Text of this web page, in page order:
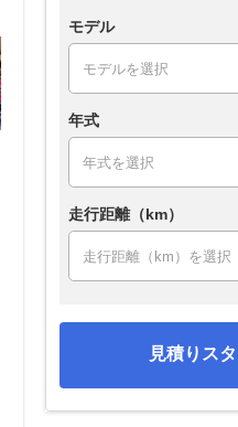
モデル
年式
走行距離（km）
見積りス